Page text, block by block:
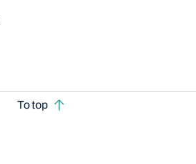
To top